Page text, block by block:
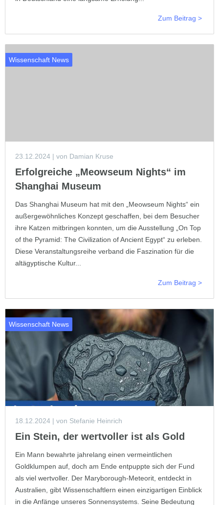
Zum Beitrag >
Wissenschaft News
23.12.2024 | von Damian Kruse
Erfolgreiche „Meowseum Nights“ im
Shanghai Museum
Das Shanghai Museum hat mit den „Meowseum Nights“ ein
außergewöhnliches Konzept geschaffen, bei dem Besucher
ihre Katzen mitbringen konnten, um die Ausstellung „On Top
of the Pyramid: The Civilization of Ancient Egypt“ zu erleben.
Diese Veranstaltungsreihe verband die Faszination für die
altägyptische Kultur...
Zum Beitrag >
Wissenschaft News
18.12.2024 | von Stefanie Heinrich
Ein Stein, der wertvoller ist als Gold
Ein Mann bewahrte jahrelang einen vermeintlichen
Goldklumpen auf, doch am Ende entpuppte sich der Fund
als viel wertvoller. Der Maryborough-Meteorit, entdeckt in
Australien, gibt Wissenschaftlern einen einzigartigen Einblick
in die Anfänge unseres Sonnensystems. Seine Bedeutung